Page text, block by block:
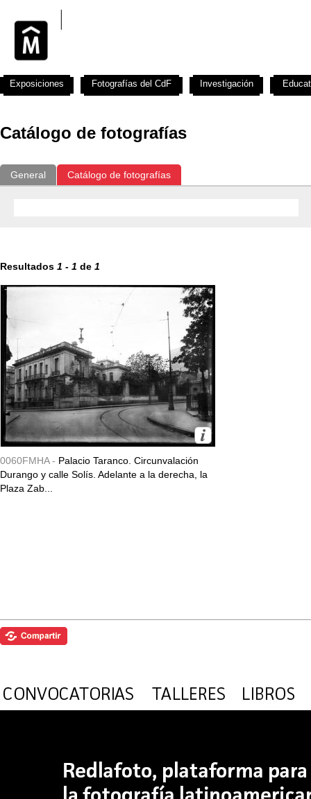
Catálogo de fotografías
General Catálogo de fotografías
Resultados 1 - 1 de 1
0060FMHA - Palacio Taranco. Circunvalación
Durango y calle Solís. Adelante a la derecha, la
Plaza Zab...
Exposiciones Fotografías del CdF Investigación